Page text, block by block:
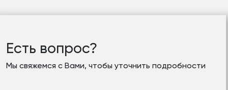
Есть вопрос?
Мы свяжемся с Вами, чтобы уточнить подробности